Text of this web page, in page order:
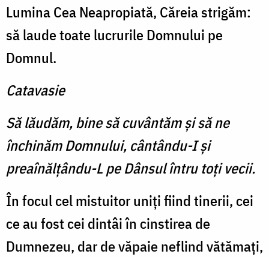
Lumina Cea Neapropiată, Căreia strigăm:
să laude toate lucrurile Domnului pe
Domnul.
Catavasie
Să lăudăm, bine să cuvântăm şi să ne
închinăm Domnului, cântându-I şi
preaînălţându-L pe Dânsul întru toţi vecii.
În focul cel mistuitor uniţi fiind tinerii, cei
ce au fost cei dintâi în cinstirea de
Dumnezeu, dar de văpaie neflind vătămaţi,